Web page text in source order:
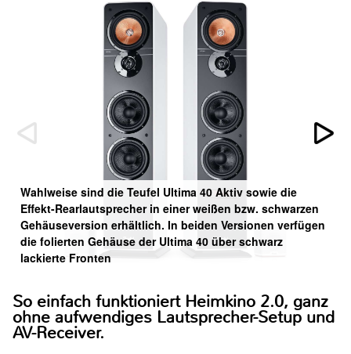
Wahlweise sind die Teufel Ultima 40 Aktiv sowie die
Effekt-Rearlautsprecher in einer weißen bzw. schwarzen
Gehäuseversion erhältlich. In beiden Versionen verfügen
die folierten Gehäuse der Ultima 40 über schwarz
lackierte Fronten
So einfach funktioniert Heimkino 2.0, ganz
ohne aufwendiges Lautsprecher-Setup und
AV-Receiver.